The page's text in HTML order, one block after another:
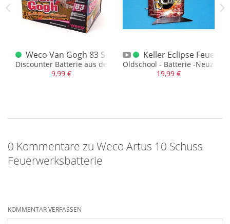
Schuss Kometenbatterie
Weco Van Gogh 83 Schuss Batterie
Discounter Batterie aus dem Aldi Nord
9,99 €
Keller Eclipse
Oldschool - Batterie -
19,99 €
0 Kommentare zu Weco Artus 10 Schuss
Feuerwerksbatterie
KOMMENTAR VERFASSEN